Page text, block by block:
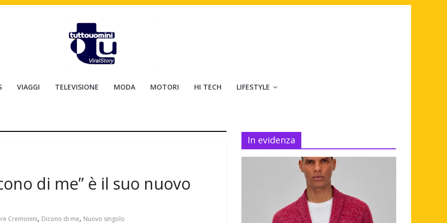
VIAGGI TELEVISIONE MODA MOTORI HI TECH LIFESTYLE
di me” è il suo nuovo
Cremonini, Dicono di me, Nuovo singolo
In evidenza